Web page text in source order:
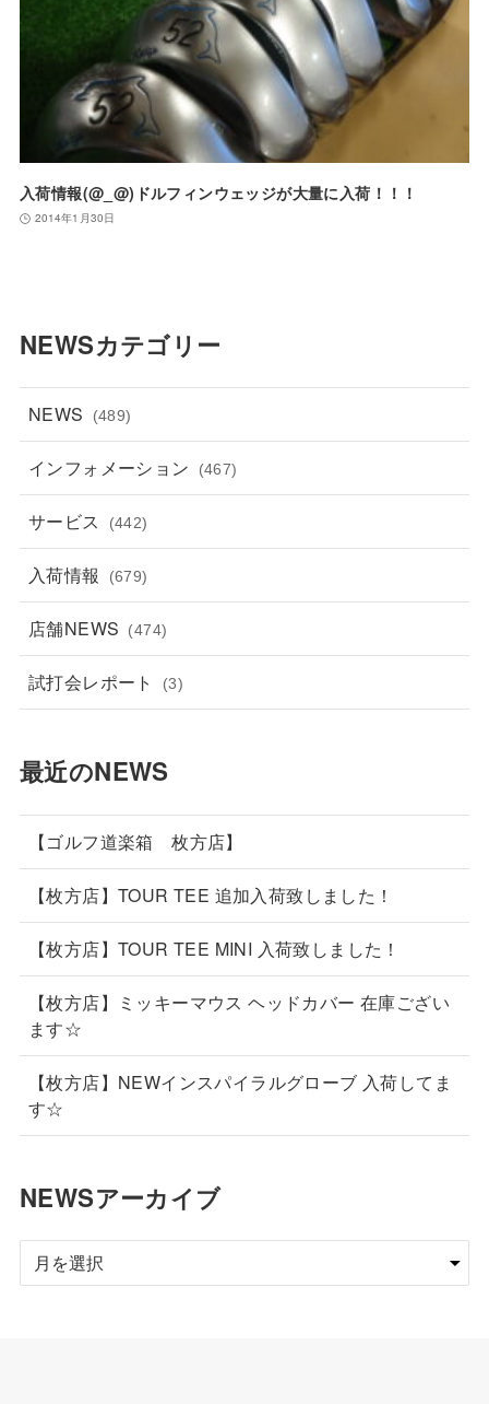
入荷情報(@_@)ドルフィンウェッジが大量に入荷！！！
2014年1月30日
NEWSカテゴリー
NEWS (489)
インフォメーション (467)
サービス (442)
入荷情報 (679)
店舗NEWS (474)
試打会レポート (3)
最近のNEWS
【ゴルフ道楽箱 枚方店】
【枚方店】TOUR TEE 追加入荷致しました！
【枚方店】TOUR TEE MINI 入荷致しました！
【枚方店】ミッキーマウス ヘッドカバー 在庫ござい
ます☆
【枚方店】NEWインスパイラルグローブ 入荷してま
す☆
NEWSアーカイブ
NEWS
ア